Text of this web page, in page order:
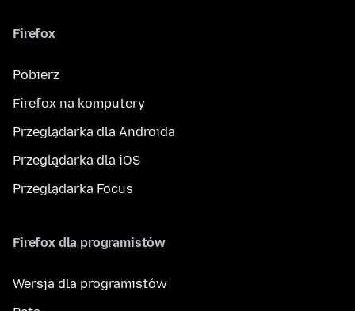
Firefox
Pobierz
Firefox na komputery
Przeglądarka dla Androida
Przeglądarka dla iOS
Przeglądarka Focus
Firefox dla programistów
Wersja dla programistów